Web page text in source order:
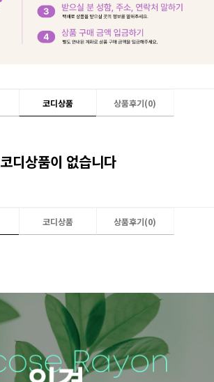
코디상품 상품후기(0)
코디상품이 없습니다
코디상품 상품후기(0)